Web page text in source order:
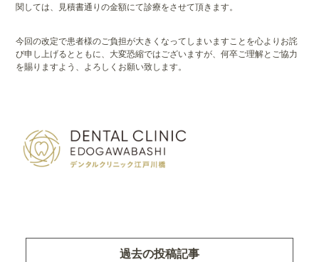
関しては、見積書通りの金額にて診療をさせて頂きます。
今回の改定で患者様のご負担が大きくなってしまいますことを心よりお詫
び申し上げるとともに、大変恐縮ではございますが、何卒ご理解とご協力
を賜りますよう、よろしくお願い致します。
過去の投稿記事